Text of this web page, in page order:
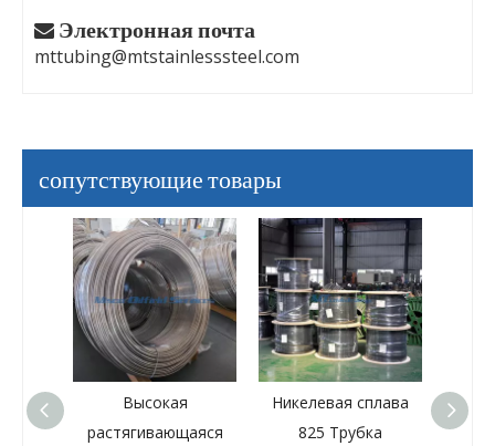
 Электронная почта
mttubing@mtstainlesssteel.com
сопутствующие товары
Высокая
растягивающаяся
Никелевая сплава
825 Трубка